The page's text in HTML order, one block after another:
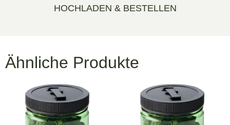
HOCHLADEN & BESTELLEN
Ähnliche Produkte